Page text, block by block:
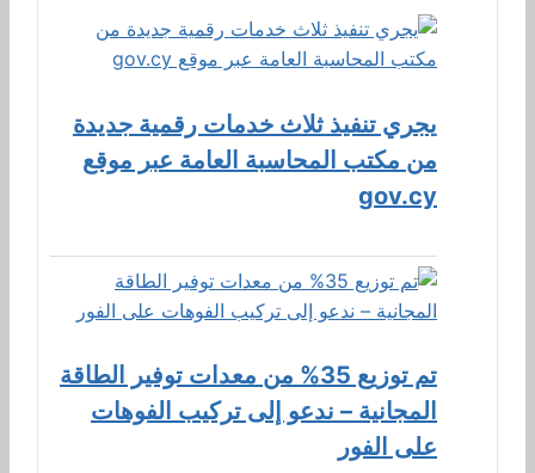
يجري تنفيذ ثلاث خدمات رقمية جديدة
من مكتب المحاسبة العامة عبر موقع
gov.cy
تم توزيع 35% من معدات توفير الطاقة
المجانية – ندعو إلى تركيب الفوهات
على الفور